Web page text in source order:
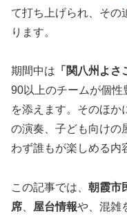
て打ち上げられ、その
ります。
期間中は 「関八州よさ
90以上のチームが個
を添えます。そのほか
の演奏、子ども向けの
わず誰もが楽しめる内
この記事では、 朝霞市
席
屋台情報や、混雑